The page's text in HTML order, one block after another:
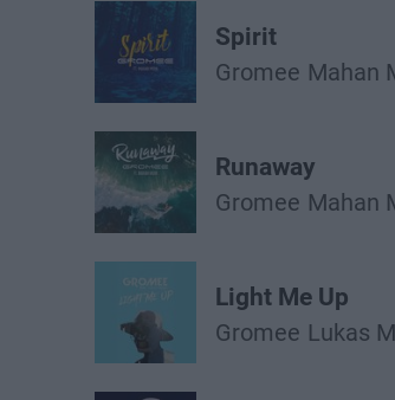
Spirit
Gromee Mahan
Runaway
Gromee Mahan
Light Me Up
Gromee Lukas